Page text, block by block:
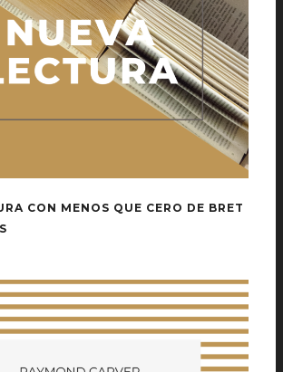
CON MENOS QUE CERO DE BRET